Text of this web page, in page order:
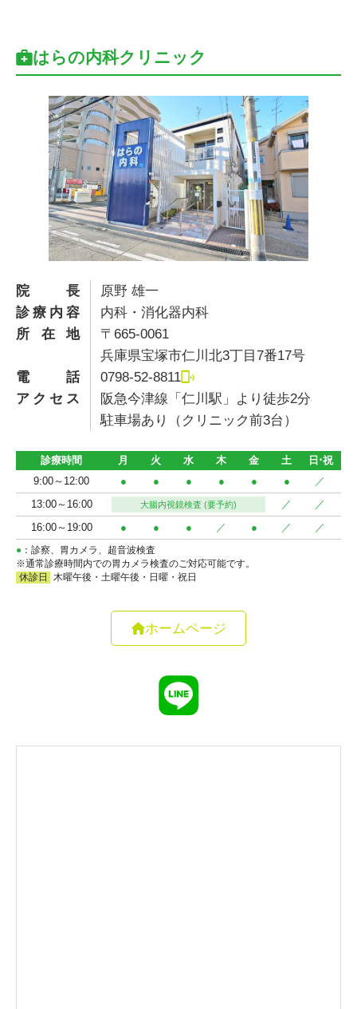
はらの内科クリニック
院長
原野 雄一
診療内容
内科・消化器内科
所在地
〒665-0061
兵庫県宝塚市仁川北3丁目7番17号
電話
0798-52-8811
アクセス
阪急今津線「仁川駅」より徒歩2分
駐車場あり（クリニック前3台）
ホームページ